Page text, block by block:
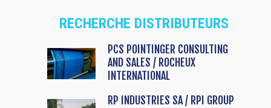
RECHERCHE DISTRIBUTEURS
PCS POINTINGER CONSULTING
AND SALES / ROCHEUX
INTERNATIONAL
RP INDUSTRIES SA / RPI GROUP